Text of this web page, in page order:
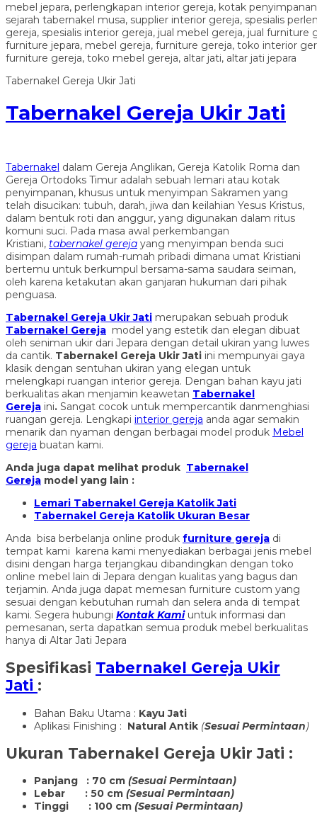
Tabernakel Gereja Ukir Jati
Tabernakel Gereja Ukir Jati
Tabernakel dalam Gereja Anglikan, Gereja Katolik Roma dan
Gereja Ortodoks Timur adalah sebuah lemari atau kotak
penyimpanan, khusus untuk menyimpan Sakramen yang
telah disucikan: tubuh, darah, jiwa dan keilahian Yesus Kristus,
dalam bentuk roti dan anggur, yang digunakan dalam ritus
komuni suci. Pada masa awal perkembangan
Kristiani, tabernakel gereja yang menyimpan benda suci
disimpan dalam rumah-rumah pribadi dimana umat Kristiani
bertemu untuk berkumpul bersama-sama saudara seiman,
oleh karena ketakutan akan ganjaran hukuman dari pihak
penguasa.
Tabernakel Gereja Ukir Jati merupakan sebuah produk
Tabernakel Gereja model yang estetik dan elegan dibuat
oleh seniman ukir dari Jepara dengan detail ukiran yang luwes
da cantik. Tabernakel Gereja Ukir Jati ini mempunyai gaya
klasik dengan sentuhan ukiran yang elegan untuk
melengkapi ruangan interior gereja. Dengan bahan kayu jati
berkualitas akan menjamin keawetan Tabernakel
Gereja ini. Sangat cocok untuk mempercantik danmenghiasi
ruangan gereja. Lengkapi interior gereja anda agar semakin
menarik dan nyaman dengan berbagai model produk Mebel
gereja buatan kami.
Anda juga dapat melihat produk Tabernakel
Gereja model yang lain :
Lemari Tabernakel Gereja Katolik Jati
Tabernakel Gereja Katolik Ukuran Besar
Anda bisa berbelanja online produk furniture gereja di
tempat kami karena kami menyediakan berbagai jenis mebel
disini dengan harga terjangkau dibandingkan dengan toko
online mebel lain di Jepara dengan kualitas yang bagus dan
terjamin. Anda juga dapat memesan furniture custom yang
sesuai dengan kebutuhan rumah dan selera anda di tempat
kami. Segera hubungi Kontak Kamiuntuk informasi dan
pemesanan, serta dapatkan semua produk mebel berkualitas
hanya di Altar Jati Jepara
Spesifikasi Tabernakel Gereja Ukir
Jati :
Bahan Baku Utama : Kayu Jati
Aplikasi Finishing : Natural Antik (Sesuai Permintaan)
Ukuran Tabernakel Gereja Ukir Jati :
Panjang : 70 cm (Sesuai Permintaan)
Lebar : 50 cm (Sesuai Permintaan)
Tinggi : 100 cm (Sesuai Permintaan)